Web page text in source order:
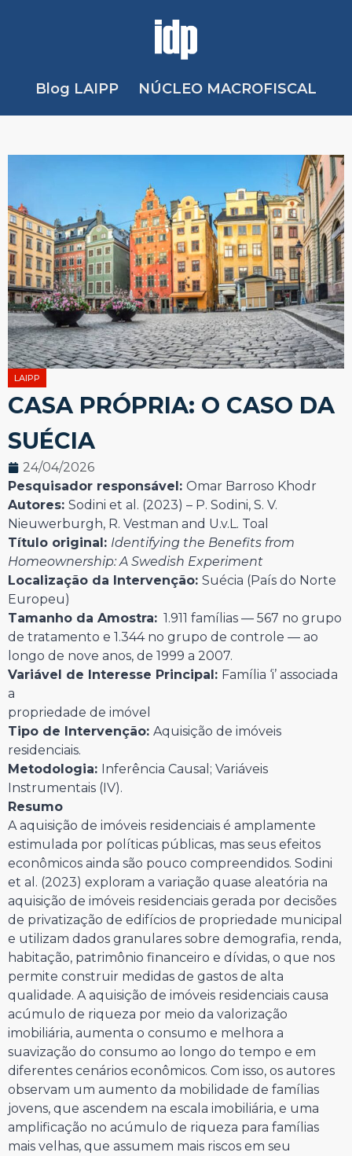
Blog LAIPP NÚCLEO MACROFISCAL
LAIPP
CASA PRÓPRIA: O CASO DA
SUÉCIA
24/04/2026
Pesquisador responsável: Omar Barroso Khodr
Autores: Sodini et al. (2023) – P. Sodini, S. V.
Nieuwerburgh, R. Vestman and U.v.L. Toal
Título original: Identifying the Benefits from
Homeownership: A Swedish Experiment
Localização da Intervenção: Suécia (País do Norte
Europeu)
Tamanho da Amostra: 1.911 famílias — 567 no grupo
de tratamento e 1.344 no grupo de controle — ao
longo de nove anos, de 1999 a 2007.
Variável de Interesse Principal: Família ‘i’ associada
a
propriedade de imóvel
Tipo de Intervenção: Aquisição de imóveis
residenciais.
Metodologia: Inferência Causal; Variáveis
Instrumentais (IV).
Resumo
A aquisição de imóveis residenciais é amplamente
estimulada por políticas públicas, mas seus efeitos
econômicos ainda são pouco compreendidos. Sodini
et al. (2023) exploram a variação quase aleatória na
aquisição de imóveis residenciais gerada por decisões
de privatização de edifícios de propriedade municipal
e utilizam dados granulares sobre demografia, renda,
habitação, patrimônio financeiro e dívidas, o que nos
permite construir medidas de gastos de alta
qualidade. A aquisição de imóveis residenciais causa
acúmulo de riqueza por meio da valorização
imobiliária, aumenta o consumo e melhora a
suavização do consumo ao longo do tempo e em
diferentes cenários econômicos. Com isso, os autores
observam um aumento da mobilidade de famílias
jovens, que ascendem na escala imobiliária, e uma
amplificação no acúmulo de riqueza para famílias
mais velhas, que assumem mais riscos em seu